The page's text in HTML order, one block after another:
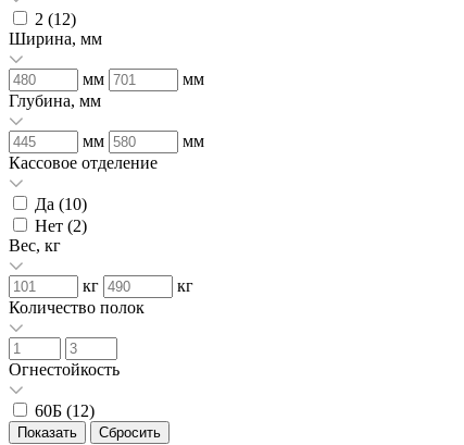
2 (12)
Ширина, мм
мм
мм
Глубина, мм
мм
мм
Кассовое отделение
Да (10)
Нет (2)
Вес, кг
кг
кг
Количество полок
Огнестойкость
60Б (12)